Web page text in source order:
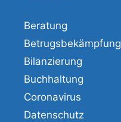
Beratung
Betrugsbekämpfung
Bilanzierung
Buchhaltung
Coronavirus
Datenschutz